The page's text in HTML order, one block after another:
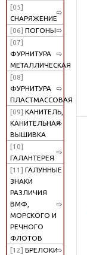
[05]
СНАРЯЖЕНИЕ
[06] ПОГОНЫ
[07]
ФУРНИТУРА
МЕТАЛЛИЧЕСКАЯ
[08]
ФУРНИТУРА
ПЛАСТМАССОВАЯ
[09] КАНИТЕЛЬ,
КАНИТЕЛЬНАЯ
ВЫШИВКА
[10]
ГАЛАНТЕРЕЯ
[11] ГАЛУННЫЕ
ЗНАКИ
РАЗЛИЧИЯ
ВМФ,
МОРСКОГО И
РЕЧНОГО
ФЛОТОВ
[12] БРЕЛОКИ